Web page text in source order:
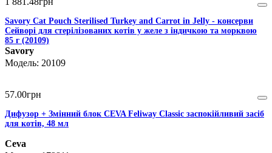
Savory Cat Pouch Sterilised Turkey and Carrot in Jelly - консерви
Сейворі для стерілізованих котів у желе з індичкою та морквою
85 г (20109)
Savory
20109
57.00грн
Дифузор + Змінний блок CEVA Feliway Classic заспокійливий засіб
для котів, 48 мл
Ceva